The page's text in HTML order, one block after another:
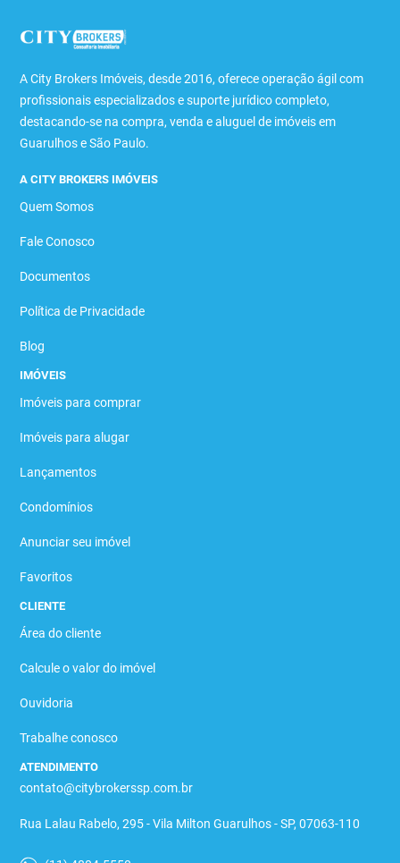
A City Brokers Imóveis, desde 2016, oferece operação ágil com
profissionais especializados e suporte jurídico completo,
destacando-se na compra, venda e aluguel de imóveis em
Guarulhos e São Paulo.
A CITY BROKERS IMÓVEIS
Quem Somos
Fale Conosco
Documentos
Política de Privacidade
Blog
IMÓVEIS
Imóveis para comprar
Imóveis para alugar
Lançamentos
Condomínios
Anunciar seu imóvel
Favoritos
CLIENTE
Área do cliente
Calcule o valor do imóvel
Ouvidoria
Trabalhe conosco
ATENDIMENTO
contato@citybrokerssp.com.br
Rua Lalau Rabelo, 295 - Vila Milton Guarulhos - SP, 07063-110